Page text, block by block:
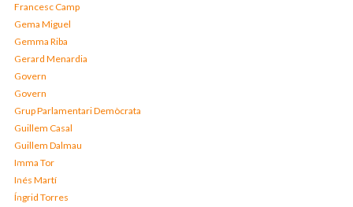
Francesc Camp
Gema Miguel
Gemma Riba
Gerard Menardia
Govern
Govern
Grup Parlamentari Demòcrata
Guillem Casal
Guillem Dalmau
Imma Tor
Inés Martí
Íngrid Torres